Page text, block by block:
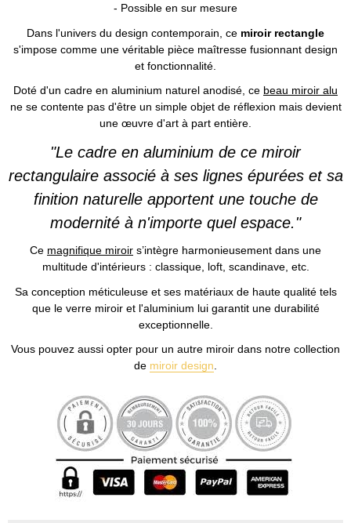
- Possible en sur mesure
Dans l'univers du design contemporain, ce miroir rectangle
s'impose comme une véritable pièce maîtresse fusionnant design
et fonctionnalité.
Doté d'un cadre en aluminium naturel anodisé, ce beau miroir alu
ne se contente pas d'être un simple objet de réflexion mais devient
une œuvre d'art à part entière.
"Le cadre en aluminium de ce miroir
rectangulaire associé à ses lignes épurées et sa
finition naturelle apportent une touche de
modernité à n'importe quel espace."
Ce magnifique miroir s’intègre harmonieusement dans une
multitude d'intérieurs : classique, loft, scandinave, etc.
Sa conception méticuleuse et ses matériaux de haute qualité tels
que le verre miroir et l'aluminium lui garantit une durabilité
exceptionnelle.
Vous pouvez aussi opter pour un autre miroir dans notre collection
de miroir design.